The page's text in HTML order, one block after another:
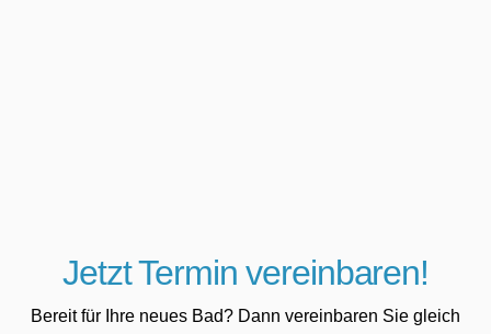
Jetzt Termin vereinbaren!
Bereit für Ihre neues Bad? Dann vereinbaren Sie gleich